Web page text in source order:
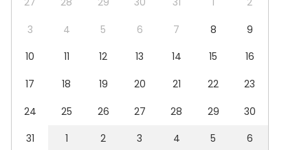
Häät
Kokous
Pikkujoulut
Company Party
Team building / Recreation
3
4 5 6 7 8
9
10
11 12 13 14 15
16
17
18 19 20 21 22
23
24
25 26 27 28 29
30
31
1 2 3 4 5 6